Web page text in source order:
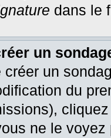
dans le
un
un
du
ne le